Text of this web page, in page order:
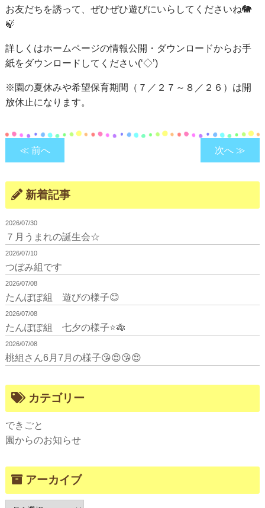
お友だちを誘って、ぜひぜひ遊びにいらしてくださいね🐘
🍃
詳しくはホームページの情報公開・ダウンロードからお手
紙をダウンロードしてください(‘◇’)ゞ
※園の夏休みや希望保育期間（７／２７～８／２６）は開
放休止になります。
≪ 前へ 次へ ≫
新着記事
2026/07/30
７月うまれの誕生会☆
2026/07/10
つぼみ組です
2026/07/08
たんぽぽ組 遊びの様子😊
2026/07/08
たんぽぽ組 七夕の様子⭐🎋
2026/07/08
桃組さん6月7月の様子😘😍😘😍
カテゴリー
できごと
園からのお知らせ
アーカイブ